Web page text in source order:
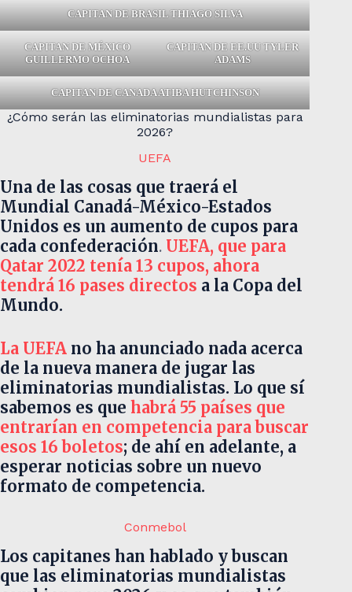
CAPITAN DE BRASIL THIAGO SILVA
CAPITAN DE MÉXICO
GUILLERMO OCHOA
CAPITAN DE EE.UU TYLER
ADAMS
CAPITAN DE CANADA ATIBA HUTCHINSON
¿Cómo serán las eliminatorias mundialistas para
2026?
UEFA
Una de las cosas que traerá el
Mundial Canadá-México-Estados
Unidos es un aumento de cupos para
cada confederación. UEFA, que para
Qatar 2022 tenía 13 cupos, ahora
tendrá 16 pases directos a la Copa del
Mundo.
La UEFA no ha anunciado nada acerca
de la nueva manera de jugar las
eliminatorias mundialistas. Lo que sí
sabemos es que habrá 55 países que
entrarían en competencia para buscar
esos 16 boletos; de ahí en adelante, a
esperar noticias sobre un nuevo
formato de competencia.
Conmebol
Los capitanes han hablado y buscan
que las eliminatorias mundialistas